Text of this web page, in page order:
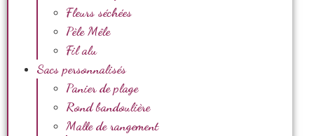
Fleurs séchées
Pèle Mêle
Fil alu
Sacs personnalisés
Panier de plage
Rond bandoulière
Malle de rangement